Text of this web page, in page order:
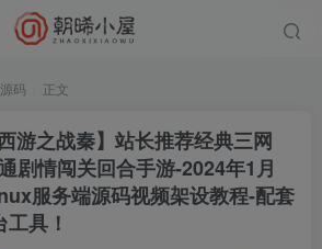
码 正文
游之战秦】站长推荐经典三网
剧情闯关回合手游-2024年1月
服务端源码视频架设教程-配套
具！